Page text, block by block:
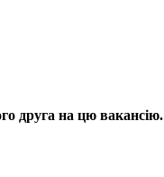
друга на цю вакансію.